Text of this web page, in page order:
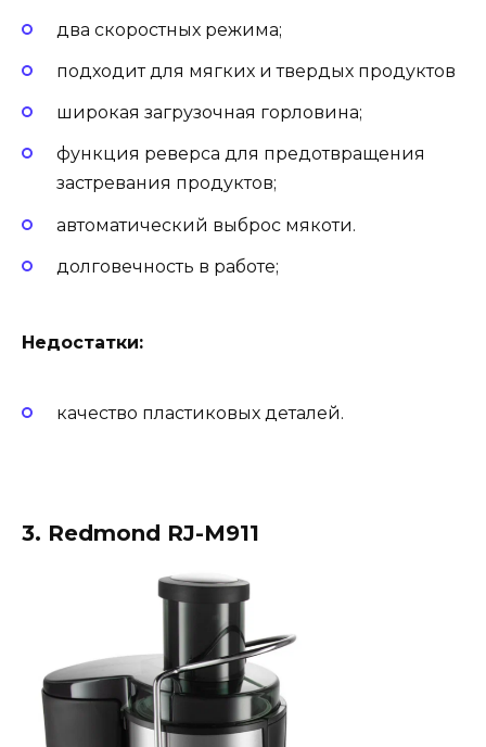
два скоростных режима;
подходит для мягких и твердых продуктов
широкая загрузочная горловина;
функция реверса для предотвращения
застревания продуктов;
автоматический выброс мякоти.
долговечность в работе;
Недостатки:
качество пластиковых деталей.
3. Redmond RJ-M911